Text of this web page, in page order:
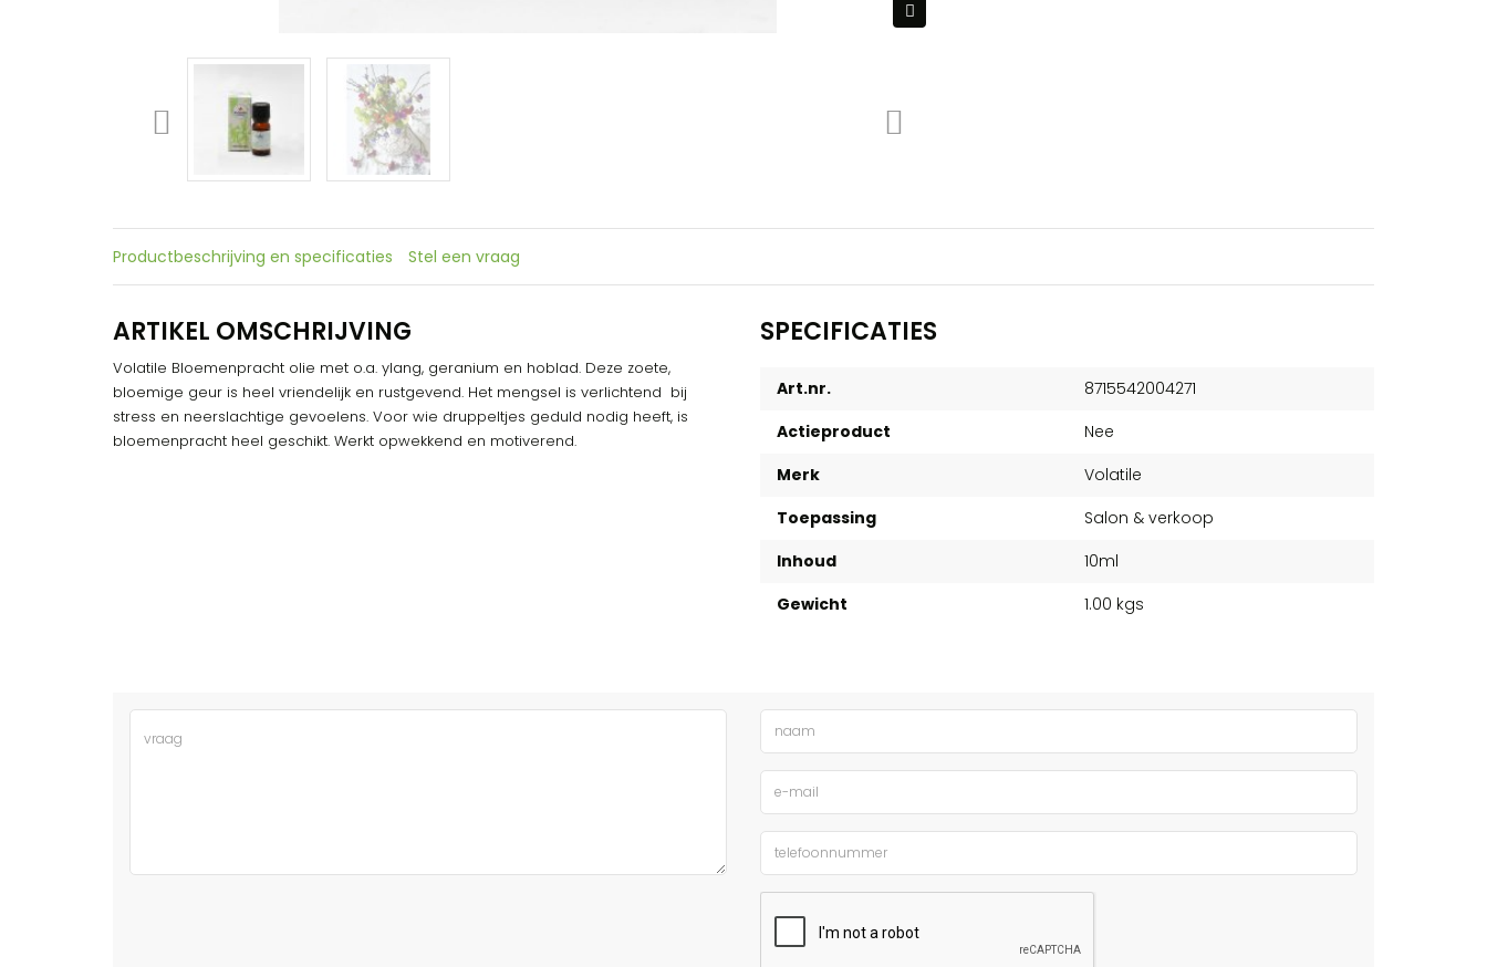
Productbeschrijving en specificaties Stel een vraag
ARTIKEL OMSCHRIJVING
Volatile Bloemenpracht olie met o.a. ylang, geranium en hoblad. Deze zoete,
bloemige geur is heel vriendelijk en rustgevend. Het mengsel is verlichtend bij
stress en neerslachtige gevoelens. Voor wie druppeltjes geduld nodig heeft, is
bloemenpracht heel geschikt. Werkt opwekkend en motiverend.
SPECIFICATIES
Art.nr.
8715542004271
Actieproduct
Nee
Merk
Volatile
Toepassing
Salon & verkoop
Inhoud
10ml
Gewicht
1.00 kgs